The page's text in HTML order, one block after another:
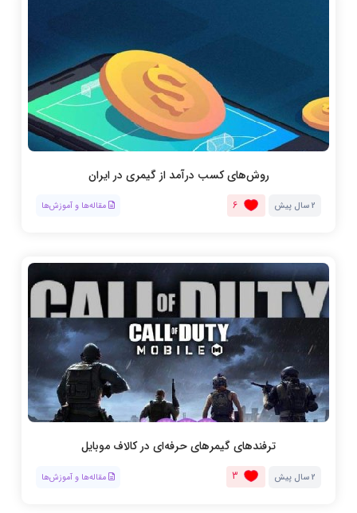
روش‌های کسب درآمد از گیمری در ایران
2 سال پیش 6 مقاله‌ها و آموزش‌ها
ترفند‌‌های گیمرهای ‌حرفه‌ای در کالاف موبایل
2 سال پیش 3 مقاله‌ها و آموزش‌ها